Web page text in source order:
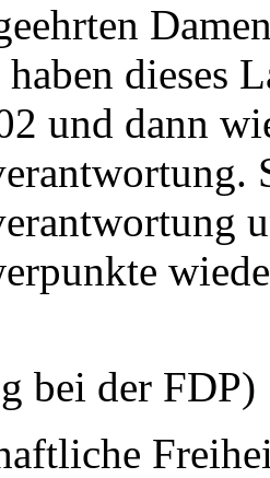
dieses
und dann
bei der FDP)